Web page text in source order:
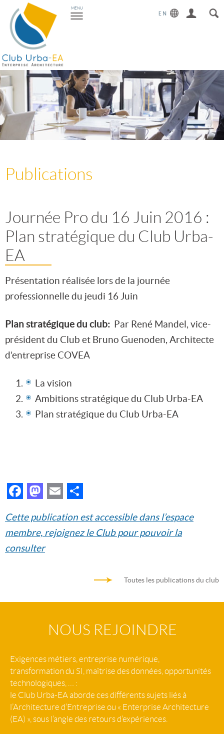
Toggle
navigation
MENU
Publications
Journée Pro du 16 Juin 2016 :
Plan stratégique du Club Urba-
EA
Présentation réalisée lors de la journée
professionnelle du jeudi 16 Juin
Plan stratégique du club: Par René Mandel, vice-
président du Club et Bruno Guenoden, Architecte
d’entreprise COVEA
La vision
Ambitions stratégique du Club Urba-EA
Plan stratégique du Club Urba-EA
Facebook
Mastodon
Email
Cette publication est accessible dans l’espace
membre, rejoignez le Club pour pouvoir la
consulter
Toutes les publications du club
NOUS REJOINDRE
Exigences métiers, entreprise numérique,
transformation du SI, maîtrise des données, opportunités
technologiques, … :
le Club Urba-EA aborde ces différents sujets liés à
l’Architecture d’Entreprise ou « Enterprise Architecture
(EA) », sous l’angle des retours d’expériences.